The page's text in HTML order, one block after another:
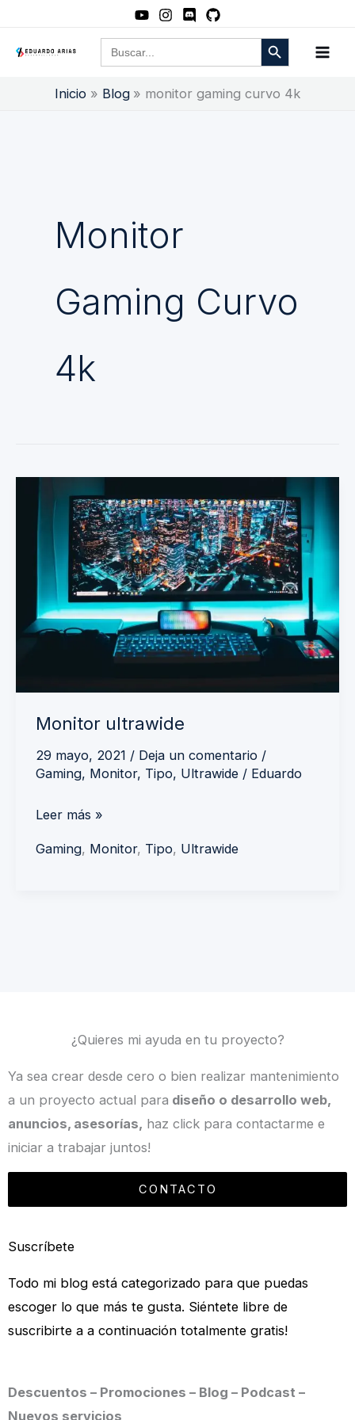
contenido
Buscar: Botón de búsqueda
Inicio Blog monitor gaming curvo 4k
Monitor
Gaming Curvo
4k
Monitor ultrawide
29 mayo, 2021 / Deja un comentario /
Gaming, Monitor, Tipo, Ultrawide/ Eduardo
ultrawide
Leer más »
Gaming, Monitor, Tipo, Ultrawide
¿Quieres mi ayuda en tu proyecto?
Ya sea crear desde cero o bien realizar mantenimiento
a un proyecto actual para diseño o desarrollo web,
anuncios, asesorías, haz click para contactarme e
iniciar a trabajar juntos!
CONTACTO
Suscríbete
Todo mi blog está categorizado para que puedas
escoger lo que más te gusta. Siéntete libre de
suscribirte a a continuación totalmente gratis!
Descuentos – Promociones – Blog – Podcast –
Nuevos servicios